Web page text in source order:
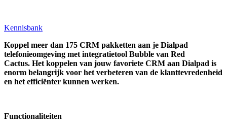
Kennisbank
Koppel meer dan 175 CRM pakketten aan je Dialpad
telefonieomgeving met integratietool Bubble van Red
Cactus. Het koppelen van jouw favoriete CRM aan Dialpad is
enorm belangrijk voor het verbeteren van de klanttevredenheid
en het efficiënter kunnen werken.
Functionaliteiten